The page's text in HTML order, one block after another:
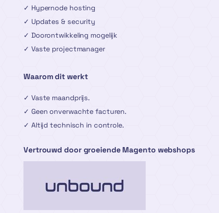
✓ Hypernode hosting
✓ Updates & security
✓ Doorontwikkeling mogelijk
✓ Vaste projectmanager
Waarom dit werkt
✓ Vaste maandprijs.
✓ Geen onverwachte facturen.
✓ Altijd technisch in controle.
Vertrouwd door groeiende Magento webshops